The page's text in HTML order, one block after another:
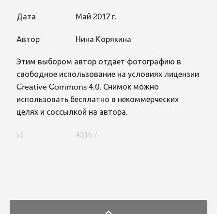
Дата Май 2017 г.
Автор Нина Корякина
Этим выбором автор отдает фотографию в
свободное использование на условиях лицензии
Creative Commons 4.0. Снимок можно
использовать бесплатно в некоммерческих
целях и соссылкой на автора.
id 4316 /